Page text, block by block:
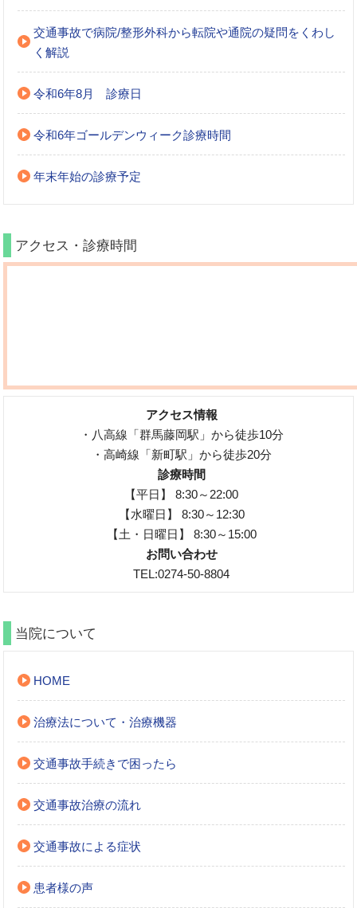
交通事故で病院/整形外科から転院や通院の疑問をくわし
く解説
令和6年8月 診療日
令和6年ゴールデンウィーク診療時間
年末年始の診療予定
アクセス・診療時間
アクセス情報
・八高線「群馬藤岡駅」から徒歩10分
・高崎線「新町駅」から徒歩20分
診療時間
【平日】 8:30～22:00
【水曜日】 8:30～12:30
【土・日曜日】 8:30～15:00
お問い合わせ
TEL:0274-50-8804
当院について
HOME
治療法について・治療機器
交通事故手続きで困ったら
交通事故治療の流れ
交通事故による症状
患者様の声